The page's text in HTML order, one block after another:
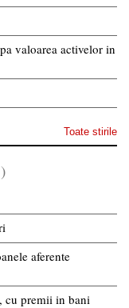
valoarea activelor in
Toate stirile
aferente
cu premii in bani